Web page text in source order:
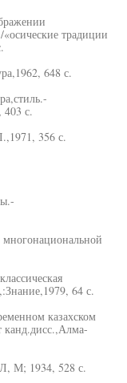
традиции
648 с.
с.
356 с.
64 с.
казахском
канд.дисс.,Алма-
М; 1934, 528 с.